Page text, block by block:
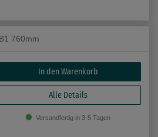
760mm
In den Warenkorb
Alle Details
Versandfertig in 3-5 Tagen